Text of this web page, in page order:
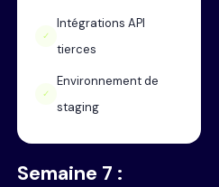
✓
Intégrations API
tierces
✓
Environnement de
staging
Semaine 7 :